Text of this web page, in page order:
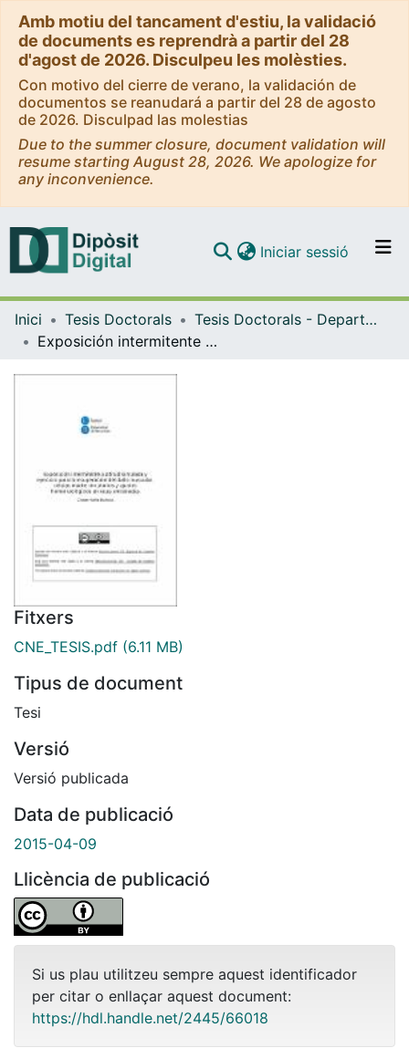
Amb motiu del tancament d'estiu, la validació
de documents es reprendrà a partir del 28
d'agost de 2026. Disculpeu les molèsties.
Con motivo del cierre de verano, la validación de
documentos se reanudará a partir del 28 de agosto
de 2026. Disculpad las molestias
Due to the summer closure, document validation will
resume starting August 28, 2026. We apologize for
any inconvenience.
Navega per tot el DD
Iniciar sessió (current)
Inici Tesis Doctorals
Tesis Doctorals - Departament - Fisiologia i Immunologia
Exposición intermitente a altitud simulada y ejercicio para la recuperación del daño muscular: células madre circulantes y ajustes hemorreológicos en ratas entrenadas
Fitxers
CNE_TESIS.pdf (6.11 MB)
Tipus de document
Tesi
Versió
Versió publicada
Data de publicació
2015-04-09
Llicència de publicació
Si us plau utilitzeu sempre aquest identificador
per citar o enllaçar aquest document:
https://hdl.handle.net/2445/66018